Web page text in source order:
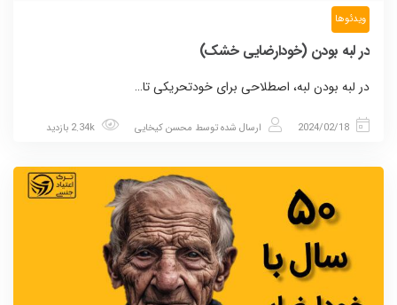
ویدئوها
در لبه بودن (خودارضایی خشک)
در لبه بودن لبه، اصطلاحی برای خودتحریکی تا…
2024/02/18 ارسال شده توسط محسن کیخایی